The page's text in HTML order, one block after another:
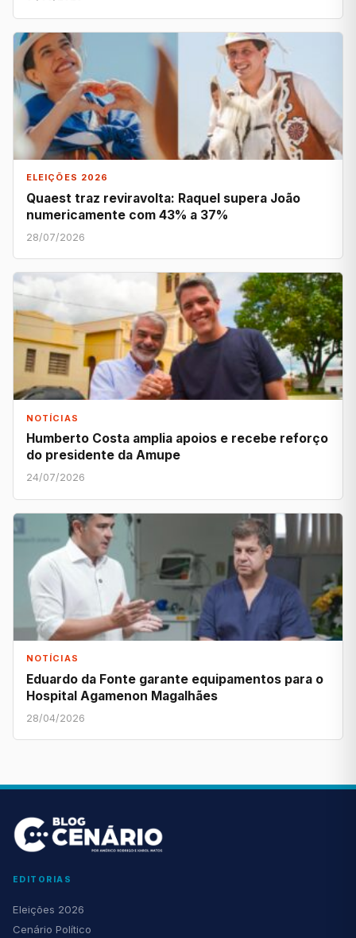
ELEIÇÕES 2026
Quaest traz reviravolta: Raquel supera João
numericamente com 43% a 37%
28/07/2026
NOTÍCIAS
Humberto Costa amplia apoios e recebe reforço
do presidente da Amupe
24/07/2026
NOTÍCIAS
Eduardo da Fonte garante equipamentos para o
Hospital Agamenon Magalhães
28/04/2026
EDITORIAS
Eleições 2026
Cenário Político